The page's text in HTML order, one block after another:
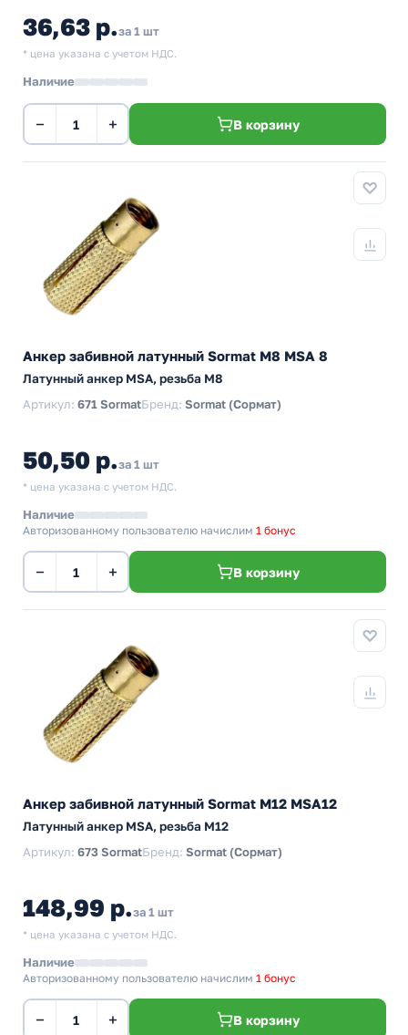
36,63 р.за 1 шт
* цена указана с учетом НДС.
Наличие
− + В корзину
Анкер забивной латунный Sormat М8 MSA 8
Латунный анкер MSA, резьба M8
Артикул: 671 SormatБренд: Sormat (Сормат)
50,50 р.за 1 шт
* цена указана с учетом НДС.
Наличие
Авторизованному пользователю начислим 1 бонус
− + В корзину
Анкер забивной латунный Sormat М12 MSA12
Латунный анкер MSA, резьба M12
Артикул: 673 SormatБренд: Sormat (Сормат)
148,99 р.за 1 шт
* цена указана с учетом НДС.
Наличие
Авторизованному пользователю начислим 1 бонус
− + В корзину